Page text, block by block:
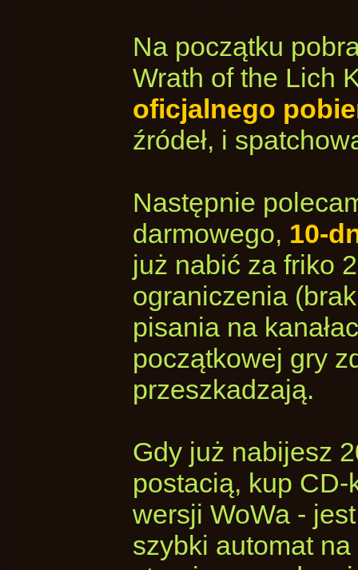
Na początku
Wrath of the Lich
oficjalnego
źródeł, i
Następnie
darmowego, 10-
już nabić za friko
ograniczenia
pisania na
początkowej gry
przeszkadzają.
Gdy już nabijesz
postacią, kup
wersji WoWa -
szybki automat na